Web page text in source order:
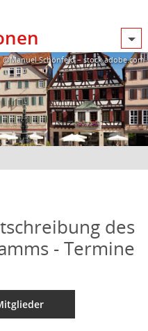
@Manuel Schönfeld – stock.adobe.com
des
- Termine